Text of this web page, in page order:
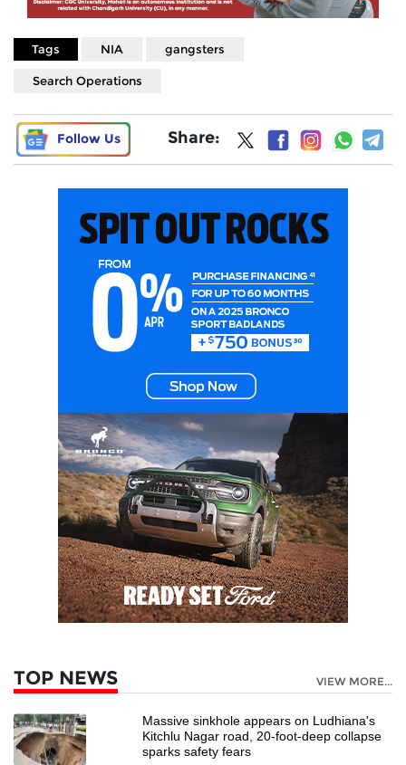
Tags NIA gangsters
Search Operations
Follow Us Share:
TOP NEWS VIEW MORE...
Massive sinkhole appears on Ludhiana's
Kitchlu Nagar road, 20-foot-deep collapse
sparks safety fears